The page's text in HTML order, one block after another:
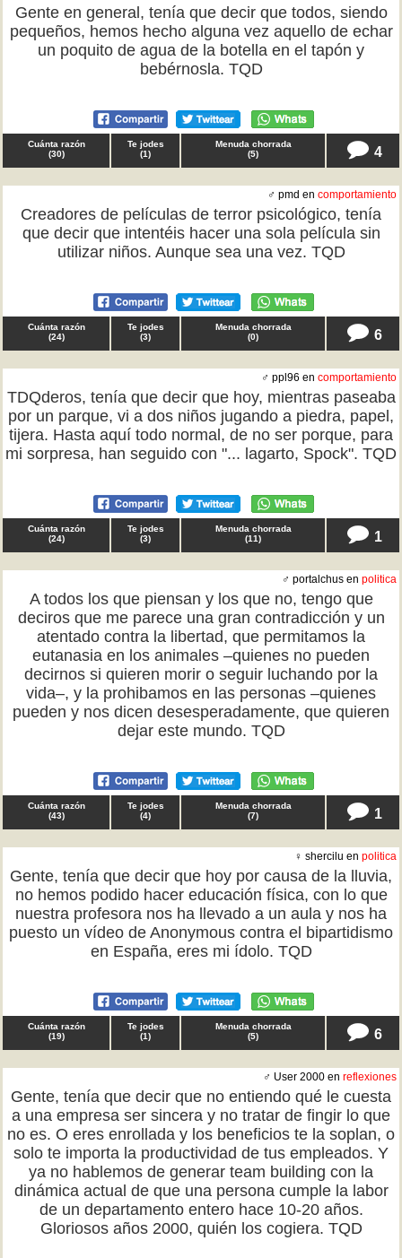
Gente en general, tenía que decir que todos, siendo
pequeños, hemos hecho alguna vez aquello de echar
un poquito de agua de la botella en el tapón y
bebérnosla. TQD
Cuánta razón
(30)
Te jodes
(1)
Menuda chorrada
(5) 4
♂ pmd en comportamiento
Creadores de películas de terror psicológico, tenía
que decir que intentéis hacer una sola película sin
utilizar niños. Aunque sea una vez. TQD
Cuánta razón
(24)
Te jodes
(3)
Menuda chorrada
(0) 6
♂ ppl96 en comportamiento
TDQderos, tenía que decir que hoy, mientras paseaba
por un parque, vi a dos niños jugando a piedra, papel,
tijera. Hasta aquí todo normal, de no ser porque, para
mi sorpresa, han seguido con "... lagarto, Spock". TQD
Cuánta razón
(24)
Te jodes
(3)
Menuda chorrada
(11) 1
♂ portalchus en politica
A todos los que piensan y los que no, tengo que
deciros que me parece una gran contradicción y un
atentado contra la libertad, que permitamos la
eutanasia en los animales –quienes no pueden
decirnos si quieren morir o seguir luchando por la
vida–, y la prohibamos en las personas –quienes
pueden y nos dicen desesperadamente, que quieren
dejar este mundo. TQD
Cuánta razón
(43)
Te jodes
(4)
Menuda chorrada
(7) 1
♀ shercilu en politica
Gente, tenía que decir que hoy por causa de la lluvia,
no hemos podido hacer educación física, con lo que
nuestra profesora nos ha llevado a un aula y nos ha
puesto un vídeo de Anonymous contra el bipartidismo
en España, eres mi ídolo. TQD
Cuánta razón
(19)
Te jodes
(1)
Menuda chorrada
(5) 6
♂ User 2000 en reflexiones
Gente, tenía que decir que no entiendo qué le cuesta
a una empresa ser sincera y no tratar de fingir lo que
no es. O eres enrollada y los beneficios te la soplan, o
solo te importa la productividad de tus empleados. Y
ya no hablemos de generar team building con la
dinámica actual de que una persona cumple la labor
de un departamento entero hace 10-20 años.
Gloriosos años 2000, quién los cogiera. TQD